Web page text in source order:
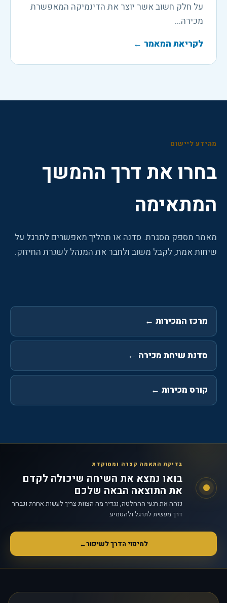
על חלק חשוב אשר יוצר את הדינמיקה המאפשרת
מכירה...
לקריאת המאמר ←
מהידע ליישום
בחרו את דרך ההמשך
המתאימה
מאמר מספק מסגרת. סדנה או תהליך מאפשרים לתרגל על
שיחות אמת, לקבל משוב ולחבר את המנהל לשגרת החיזוק.
מרכז המכירות ←
סדנת שיחת מכירה ←
קורס מכירות ←
בדיקת התאמה קצרה וממוקדת
בואו נמצא את השיחה שיכולה לקדם
את התוצאה הבאה שלכם
נזהה את רגעי ההחלטה, נגדיר מה הצוות צריך לעשות אחרת ונבחר
דרך מעשית לתרגל ולהטמיע.
למיפוי הדרך לשיפור←